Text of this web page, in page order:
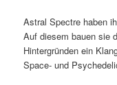
Astral Spectre haben
Auf diesem bauen sie
Hintergründen ein
Space- und